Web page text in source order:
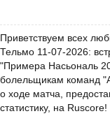
Приветствуем всех
Тельмо 11-07-2026:
"Примера Насьональ
болельщикам команд
о ходе матча,
статистику, на Ruscore!